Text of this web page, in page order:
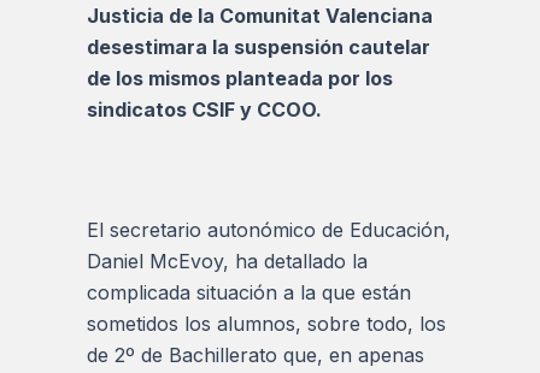
Justicia de la Comunitat Valenciana
desestimara la suspensión cautelar
de los mismos planteada por los
sindicatos CSIF y CCOO.
El secretario autonómico de Educación,
Daniel McEvoy, ha detallado la
complicada situación a la que están
sometidos los alumnos, sobre todo, los
de 2º de Bachillerato que, en apenas